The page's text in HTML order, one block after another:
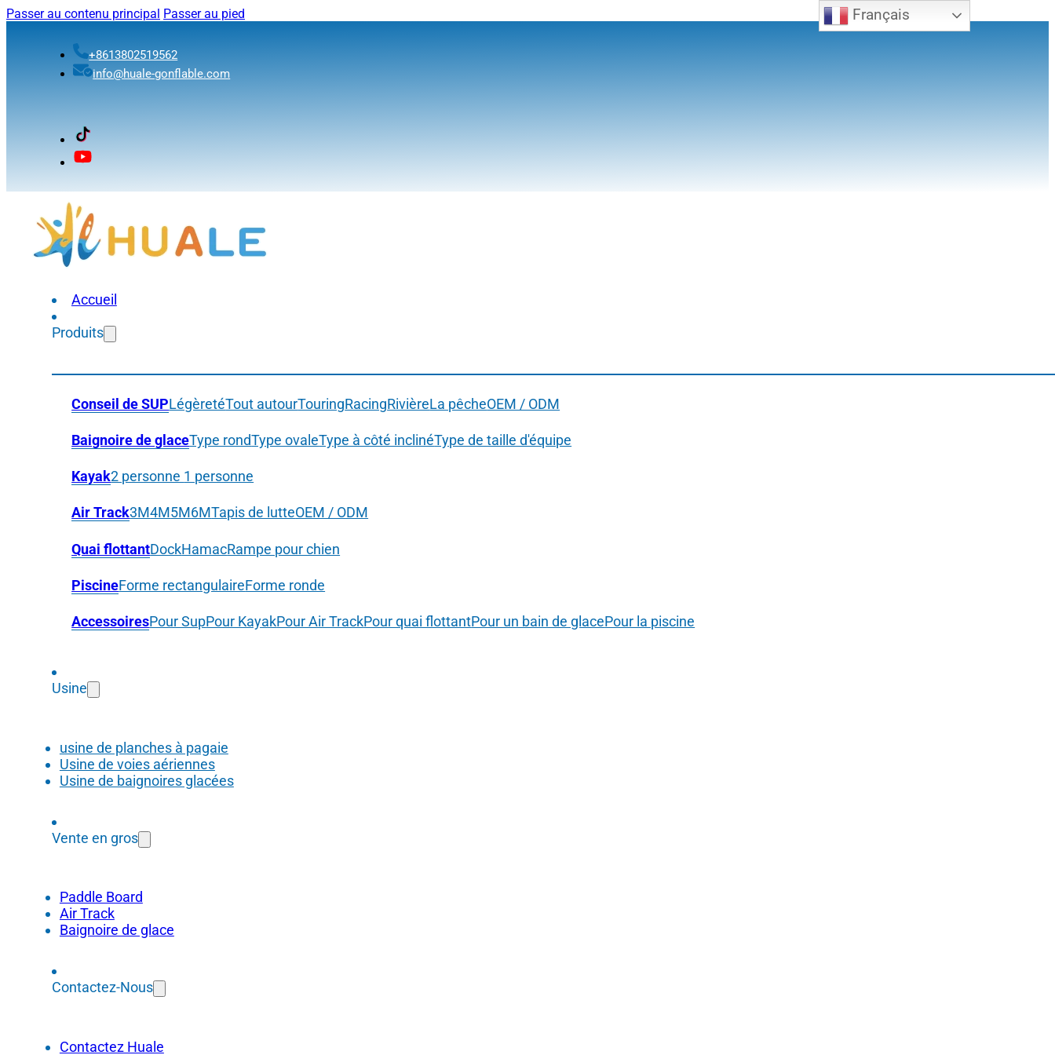
Passer au contenu principal Passer au pied
+8613802519562
info@huale-gonflable.com
Accueil
Produits
Conseil de SUPLégèretéTout autourTouringRacingRivièreLa pêcheOEM / ODM
Baignoire de glaceType rondType ovaleType à côté inclinéType de taille d'équipe
Kayak2 personne 1 personne
Air Track3M4M5M6MTapis de lutteOEM / ODM
Quai flottantDockHamacRampe pour chien
PiscineForme rectangulaireForme ronde
AccessoiresPour SupPour KayakPour Air TrackPour quai flottantPour un bain de glacePour la piscine
Usine
usine de planches à pagaie
Usine de voies aériennes
Usine de baignoires glacées
Vente en gros
Paddle Board
Air Track
Baignoire de glace
Contactez-Nous
Contactez Huale
Français